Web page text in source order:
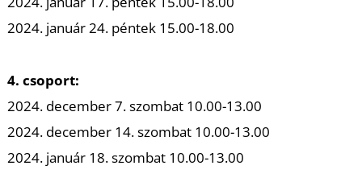
2024. január 24. péntek 15.00-18.00
4. csoport:
2024. december 7. szombat 10.00-13.00
2024. december 14. szombat 10.00-13.00
2024. január 18. szombat 10.00-13.00